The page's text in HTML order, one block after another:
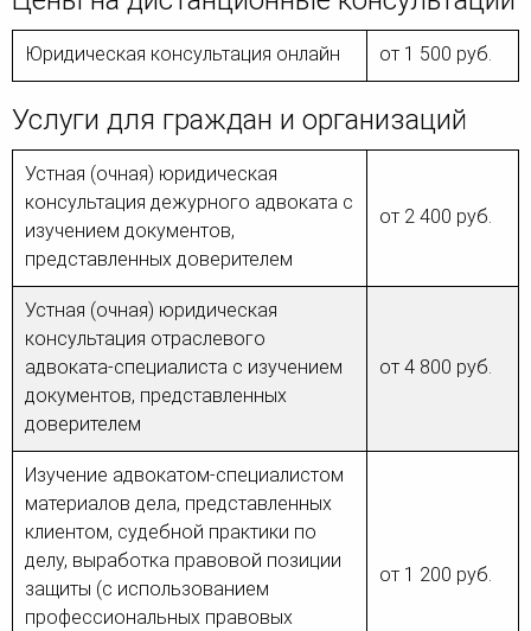
Юридическая консультация онлайн от 1 500 руб.
Услуги для граждан и организаций
Устная (очная) юридическая
консультация дежурного адвоката с
изучением документов,
представленных доверителем
от 2 400 руб.
Устная (очная) юридическая
консультация отраслевого
адвоката-специалиста с изучением
документов, представленных
доверителем
от 4 800 руб.
Изучение адвокатом-специалистом
материалов дела, представленных
клиентом, судебной практики по
делу, выработка правовой позиции
защиты (с использованием
профессиональных правовых
от 1 200 руб.